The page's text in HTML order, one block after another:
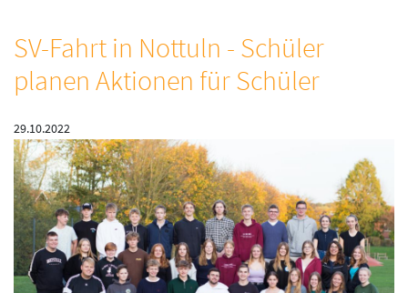
SV-Fahrt in Nottuln - Schüler
planen Aktionen für Schüler
29.10.2022